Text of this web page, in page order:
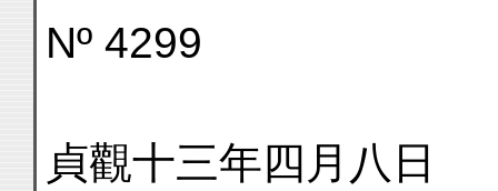
Nº 4299
貞觀十三年四月八日